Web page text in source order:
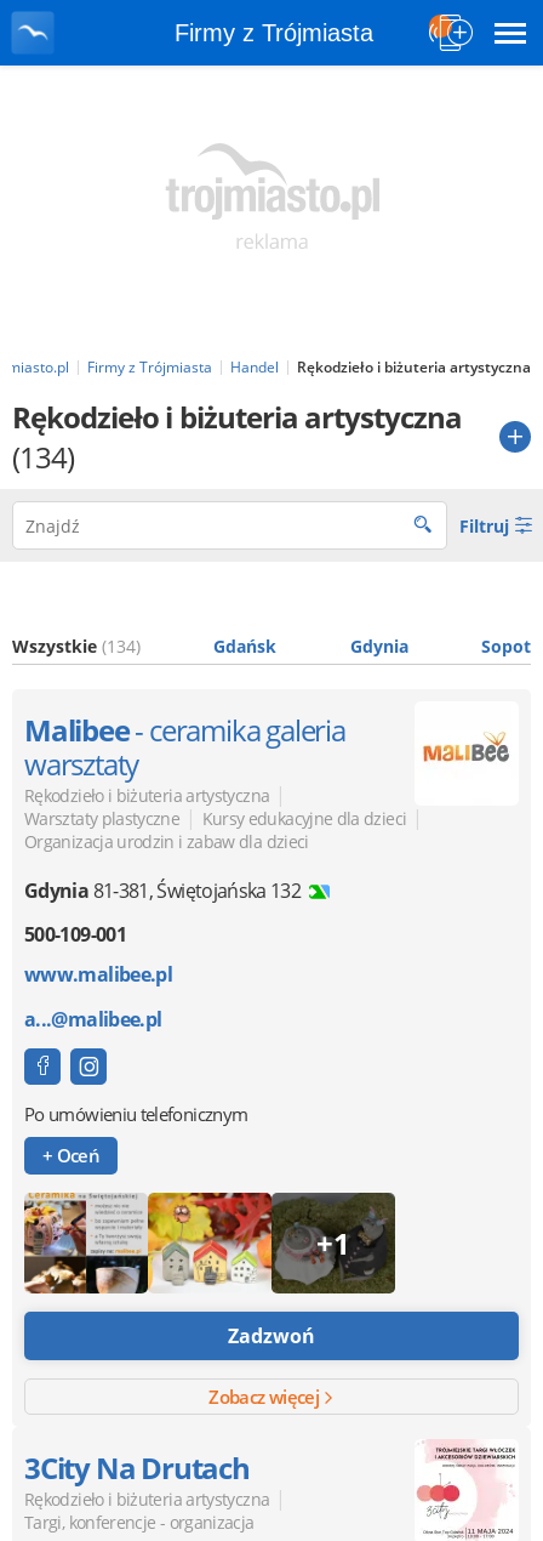
Firmy z Trójmiasta
Firmy z Trójmiasta Handel Rękodzieło i biżuteria artystyczna
Rękodzieło i biżuteria artystyczna
(134)
Filtruj
Wszystkie (134) Gdańsk Gdynia Sopot
Malibee- ceramika galeria
warsztaty
Rękodzieło i biżuteria artystyczna |
Warsztaty plastyczne | Kursy edukacyjne dla dzieci |
Organizacja urodzin i zabaw dla dzieci
Gdynia81-381,Świętojańska 132
500-109-001
www.malibee.pl
a...@malibee.pl
Po umówieniu telefonicznym
+ Oceń
+1
Zadzwoń
Zobacz więcej
3City Na Drutach
Rękodzieło i biżuteria artystyczna |
Targi, konferencje - organizacja